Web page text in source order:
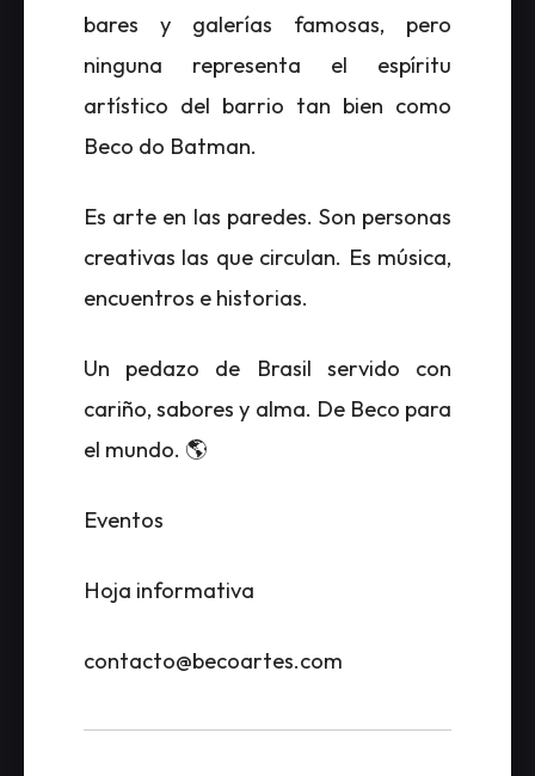
bares y galerías famosas, pero
ninguna representa el espíritu
artístico del barrio tan bien como
Beco do Batman.
Es arte en las paredes. Son personas
creativas las que circulan. Es música,
encuentros e historias.
Un pedazo de Brasil servido con
cariño, sabores y alma. De Beco para
el mundo. 🌎
Eventos
Hoja informativa
contacto@becoartes.com